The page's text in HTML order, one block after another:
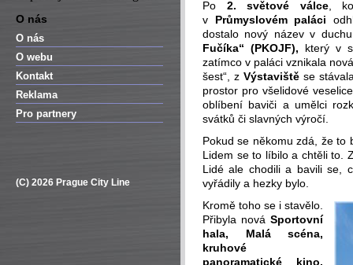
O nás
O nás
O webu
Kontakt
Reklama
Pro partnery
(C) 2026 Prague City Line
Po 2. světové válce,
v Průmyslovém paláci
dostalo nový název v
Fučíka“ (PKOJF), který v
zatímco v paláci vznikala
šest“, zVýstavištěse
prostor pro všelidové
oblíbení baviči a umělci
svátků či slavných výročí.
Pokud se někomu zdá, že to
Lidem se to líbilo a chtěli to.
Lidé ale chodili a bavili se,
vyřádily a hezky bylo.
Kromě toho se i stavělo.
Přibyla nová Sportovní
hala, Malá scéna,
kruhové
panoramatické kino,